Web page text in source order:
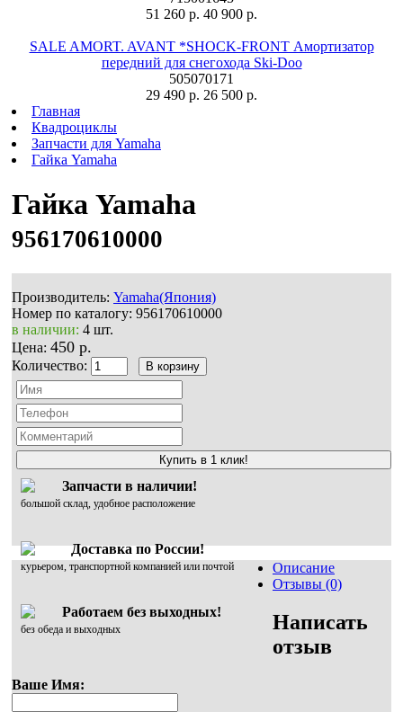
51 260 р. 40 900 р.
SALE AMORT. AVANT *SHOCK-FRONT Амортизатор
передний для снегохода Ski-Doo
505070171
29 490 р. 26 500 р.
Главная
Квадроциклы
Запчасти для Yamaha
Гайка Yamaha
Гайка Yamaha
956170610000
Производитель: Yamaha(Япония)
Номер по каталогу: 956170610000
в наличии: 4 шт.
Цена: 450 р.
Количество:
Купить в 1 клик!
Запчасти в наличии!
большой склад, удобное расположение
Доставка по России!
курьером, транспортной компанией или почтой
Работаем без выходных!
без обеда и выходных
Описание
Отзывы (0)
Написать
отзыв
Ваше Имя: